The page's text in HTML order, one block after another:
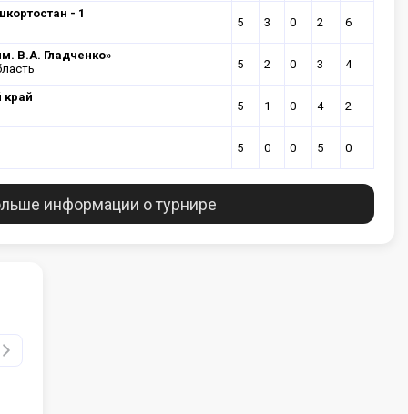
- 1
5 3 0 2 6
В.А. Гладченко»
5 2 0 3 4
край
5 1 0 4 2
5 0 0 5 0
информации о турнире